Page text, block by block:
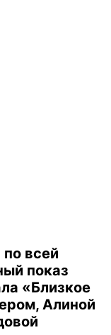
всей
показ
«Близкое
Алиной